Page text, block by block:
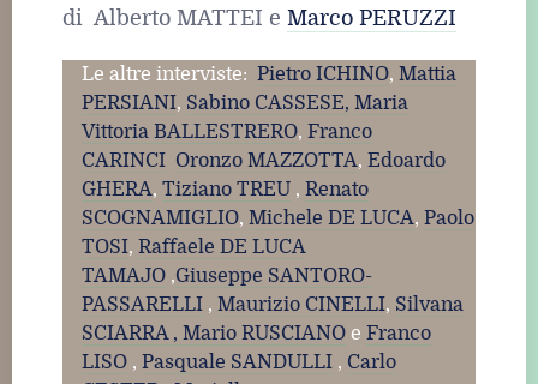
di Alberto MATTEI e Marco PERUZZI
Le altre interviste: Pietro ICHINO, Mattia
PERSIANI, Sabino CASSESE, Maria
Vittoria BALLESTRERO, Franco
CARINCI Oronzo MAZZOTTA, Edoardo
GHERA, Tiziano TREU , Renato
SCOGNAMIGLIO, Michele DE LUCA, Paolo
TOSI, Raffaele DE LUCA
TAMAJO ,Giuseppe SANTORO-
PASSARELLI , Maurizio CINELLI, Silvana
SCIARRA , Mario RUSCIANO e Franco
LISO , Pasquale SANDULLI , Carlo